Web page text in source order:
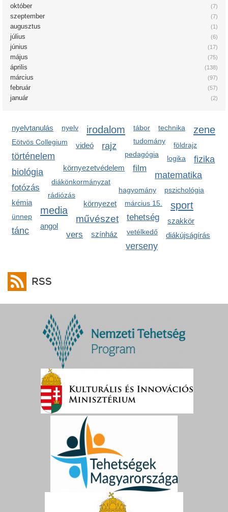
(7)
október
(7)
szeptember
(1)
augusztus
(6)
július
(17)
június
(75)
május
(138)
április
(97)
március
(57)
február
(2)
január
nyelvtanulás nyelv irodalom tábor technika zene
Eötvös Collegium tudomány
videó rajz
földrajz
pedagógia
történelem
környezetvédelem
logika fizika
film
biológia matematika
diákönkormányzat
hagyomány
pszichológia
fotózás
rádiózás
környezet március 15.
kémia sport
media
művészet
ünnep tehetség szakkör
angol
vetélkedő
tánc vers színház diákújságírás
verseny
RSS